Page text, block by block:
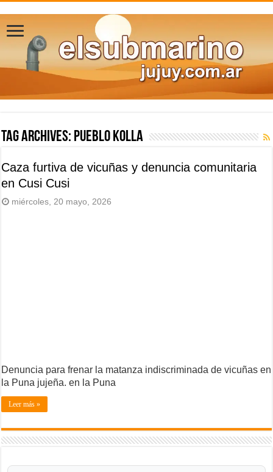
Tag Archives: Pueblo Kolla
Caza furtiva de vicuñas y denuncia comunitaria
en Cusi Cusi
miércoles, 20 mayo, 2026
Denuncia para frenar la matanza indiscriminada de vicuñas en
la Puna jujeña. en la Puna
Leer más »